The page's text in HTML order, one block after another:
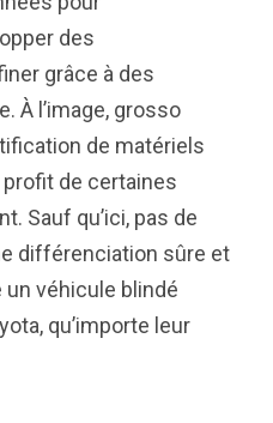
des
grâce à des
À l’image, grosso
de matériels
de certaines
Sauf qu’ici, pas de
différenciation sûre et
véhicule blindé
qu’importe leur